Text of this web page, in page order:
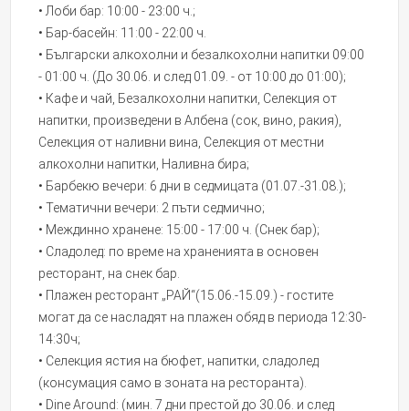
• Лоби бар: 10:00 - 23:00 ч.;
• Бар-басейн: 11:00 - 22:00 ч.
• Български алкохолни и безалкохолни напитки 09:00
- 01:00 ч. (До 30.06. и след 01.09. - от 10:00 до 01:00);
• Кафе и чай, Безалкохолни напитки, Селекция от
напитки, произведени в Албена (сок, вино, ракия),
Селекция от наливни вина, Селекция от местни
алкохолни напитки, Наливна бира;
• Барбекю вечери: 6 дни в седмицата (01.07.-31.08.);
• Тематични вечери: 2 пъти седмично;
• Междинно хранене: 15:00 - 17:00 ч. (Снек бар);
• Сладолед: по време на храненията в основен
ресторант, на снек бар.
• Плажен ресторант „РАЙ“(15.06.-15.09.) - гостите
могат да се насладят на плажен обяд в периода 12:30-
14:30ч;
• Селекция ястия на бюфет, напитки, сладолед
(консумация само в зоната на ресторанта).
• Dine Around: (мин. 7 дни престой до 30.06. и след